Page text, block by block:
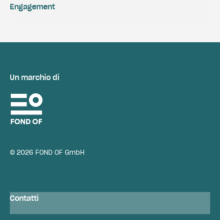
Engagement
Un marchio di
© 2026 FOND OF GmbH
Contatti